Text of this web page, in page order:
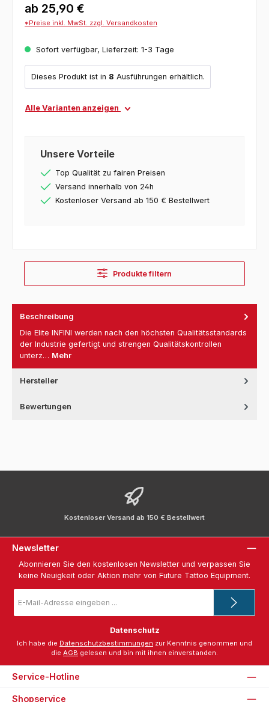
ab 25,90 €
*Preise inkl. MwSt. zzgl. Versandkosten
Sofort verfügbar, Lieferzeit: 1-3 Tage
Dieses Produkt ist in 8 Ausführungen erhältlich.
Alle Varianten anzeigen
Unsere Vorteile
Top Qualität zu fairen Preisen
Versand innerhalb von 24h
Kostenloser Versand ab 150 € Bestellwert
Produkte filtern
Beschreibung
Die Elite INFINI werden nach den höchsten Qualitätsstandards
der Industrie gefertigt und strengen Qualitätskontrollen
unterz… Mehr
Hersteller
Bewertungen
Kostenloser Versand ab 150 € Bestellwert
Newsletter
Abonnieren Sie den kostenlosen Newsletter und verpassen Sie
keine Neuigkeit oder Aktion mehr von Future Tattoo Equipment.
Mail-
*
Datenschutz
Ich habe die Datenschutzbestimmungen zur Kenntnis genommen und
die AGB gelesen und bin mit ihnen einverstanden.
Service-Hotline
Shopservice